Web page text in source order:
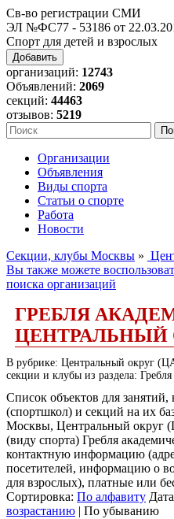
Св-во регистрации СМИ
ЭЛ №ФС77 - 53186 от
Спорт для детей и взрослых
Добавить
организаций: 12743
Объявлений: 2069
секций: 44463
отзывов: 5219
Организации
Объявления
Виды спорта
Статьи о спорте
Работа
Новости
Секции, клубы Москвы »
Вы также можете
поиска организаций
ГРЕБЛЯ
ЦЕНТРАЛЬНЫЙ
В рубрике: Центральный округ
секции и клубы из раздела: Гребля
Список объектов для
(спортшкол) и секций на их
Москвы, Центральный округ
(виду спорта) Гребля
контактную информацию
посетителей, информацию о
для взрослых), платные или
Сортировка: По алфавиту Дата
возрастанию | По убыванию